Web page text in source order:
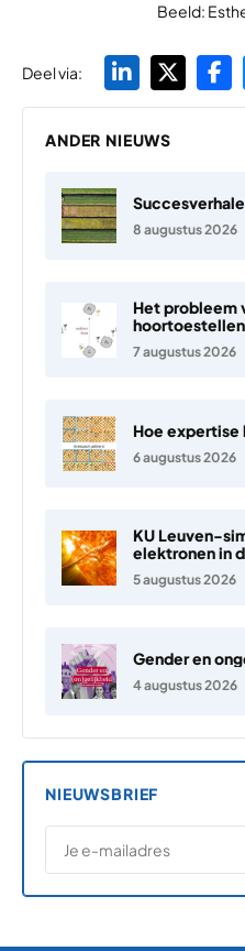
Beeld:
Deel via:
ANDER NIEUWS
8 augustus 2026
Het probleem
hoortoestellen
7 augustus 2026
Hoe
6 augustus 2026
KU Leuven-
elektronen in
5 augustus 2026
Gender en
4 augustus 2026
NIEUWSBRIEF
E-MAILADRES
*